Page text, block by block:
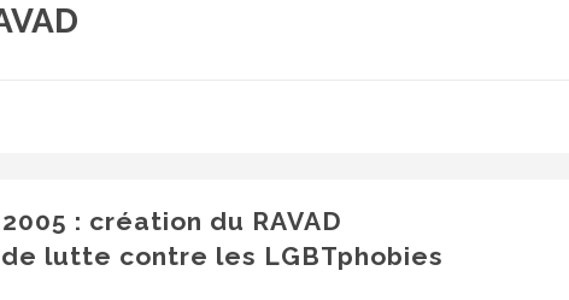
: création du RAVAD
de lutte contre les LGBTphobies